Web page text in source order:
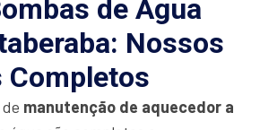
de Água
Nossos
Completos
manutenção de aquecedor a